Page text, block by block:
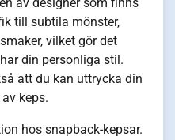
till subtila mönster,
vilket gör det
din personliga stil.
att du kan uttrycka din
keps.
hos snapback-kepsar.